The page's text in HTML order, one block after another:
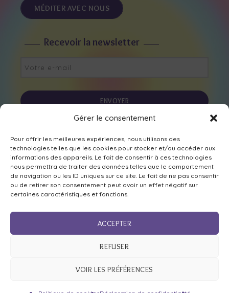
Gérer le consentement
Pour offrir les meilleures expériences, nous utilisons des
technologies telles que les cookies pour stocker et/ou accéder aux
informations des appareils. Le fait de consentir à ces technologies
nous permettra de traiter des données telles que le comportement
de navigation ou les ID uniques sur ce site. Le fait de ne pas consentir
ou de retirer son consentement peut avoir un effet négatif sur
certaines caractéristiques et fonctions.
ACCEPTER
REFUSER
VOIR LES PRÉFÉRENCES
MÉDITER AVEC NOUS
Recevoir la newsletter
Mentions légales,déclaration de confidentialitéet